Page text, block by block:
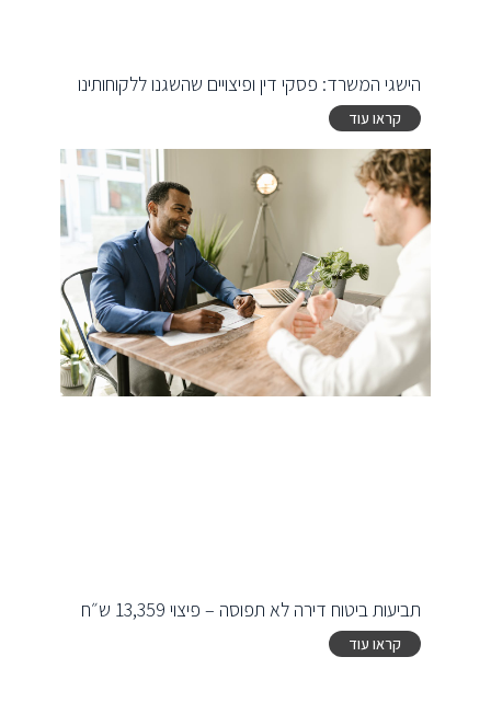
הישגי המשרד: פסקי דין ופיצויים שהשגנו ללקוחותינו
קראו עוד
תביעות ביטוח דירה לא תפוסה – פיצוי 13,359 ש״ח
קראו עוד